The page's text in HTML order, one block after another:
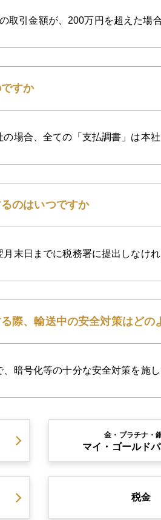
取引金額が、200万円を超えた場
すか
場合、全ての「支払調書」は本
のはいつですか
末日までに税務署に提出しなけれ
際、輸送中の安全対策はどの
暗号化等の十分な安全対策を施し
金・プラチナ・
マイ・ゴールド
税金